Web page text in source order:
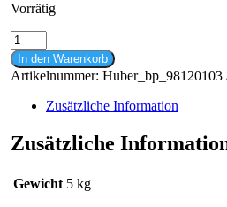
Vorrätig
E-
Bike-
Akku
LiIon
36V
20,7Ah
745Wh
Menge
In den Warenkorb
Artikelnummer: Huber_bp_98120103
Zusätzliche Information
Zusätzliche
Gewicht 5 kg